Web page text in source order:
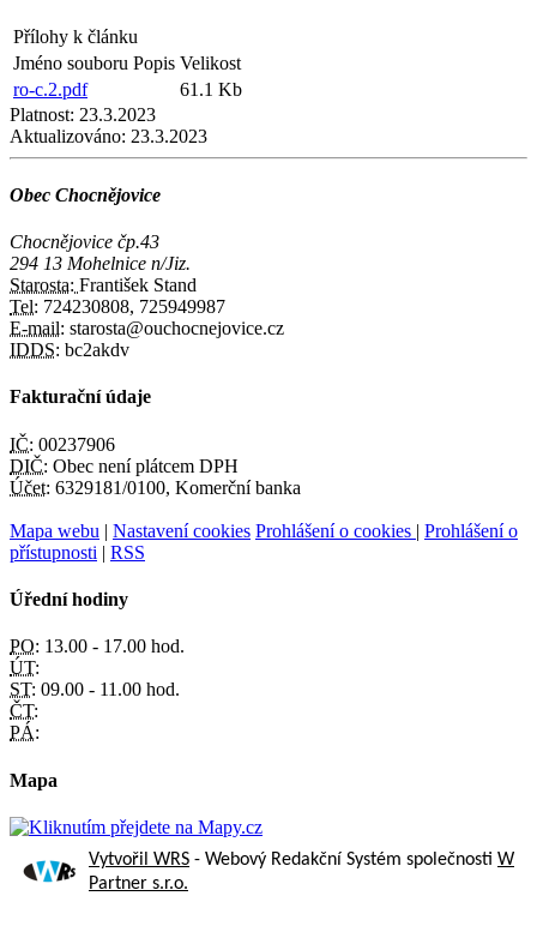
Přílohy k článku
Jméno souboru Popis Velikost
ro-c.2.pdf
61.1 Kb
Platnost: 23.3.2023
Aktualizováno: 23.3.2023
Obec Chocnějovice
Chocnějovice čp.43
294 13 Mohelnice n/Jiz.
Starosta: František Stand
Tel: 724230808, 725949987
E-mail: starosta@ouchocnejovice.cz
IDDS: bc2akdv
Fakturační údaje
IČ: 00237906
DIČ: Obec není plátcem DPH
Účet: 6329181/0100, Komerční banka
Mapa webu | Nastavení cookies Prohlášení o cookies | Prohlášení o
přístupnosti | RSS
Úřední hodiny
PO: 13.00 - 17.00 hod.
ÚT:
ST: 09.00 - 11.00 hod.
ČT:
PÁ:
Mapa
Vytvořil WRS - Webový Redakční Systém společnosti W
Partner s.r.o.